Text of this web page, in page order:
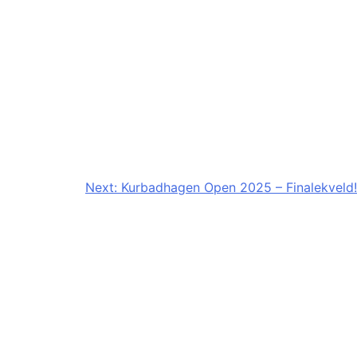
Next: Kurbadhagen Open 2025 – Finalekveld!